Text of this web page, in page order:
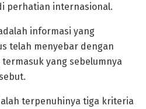
perhatian internasional.
informasi yang
telah menyebar dengan
yang sebelumnya
terpenuhinya tiga kriteria